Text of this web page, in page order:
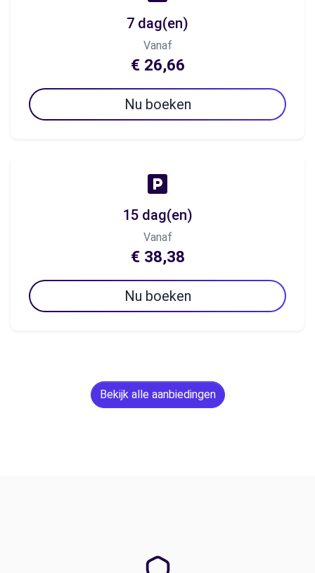
7 dag(en)
Vanaf
€ 26,66
Nu boeken
15 dag(en)
Vanaf
€ 38,38
Nu boeken
Bekijk alle aanbiedingen